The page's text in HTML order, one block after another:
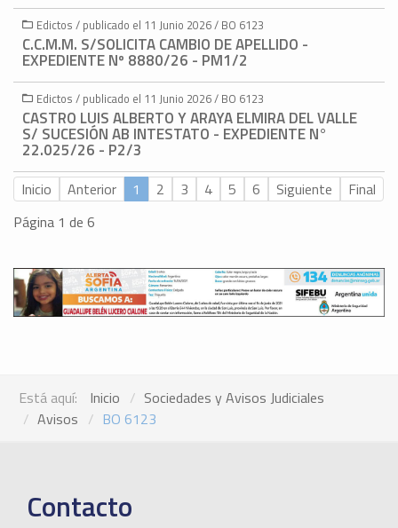
Edictos / publicado el 11 Junio 2026 / BO 6123
C.C.M.M. S/SOLICITA CAMBIO DE APELLIDO -
EXPEDIENTE Nº 8880/26 - PM1/2
Edictos / publicado el 11 Junio 2026 / BO 6123
CASTRO LUIS ALBERTO Y ARAYA ELMIRA DEL VALLE
S/ SUCESIÓN AB INTESTATO - EXPEDIENTE N°
22.025/26 - P2/3
Inicio Anterior 1 2 3 4 5 6 Siguiente
Final
Página 1 de 6
Está aquí: Inicio
Sociedades y Avisos Judiciales
Avisos
BO 6123
Contacto